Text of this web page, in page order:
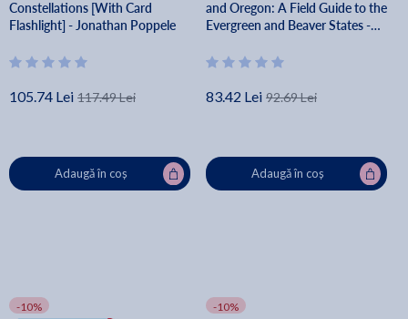
Constellations [With Card
Flashlight] - Jonathan Poppele
105.74 Lei 117.49 Lei
Adaugă în coș
and Oregon: A Field Guide to the
Evergreen and Beaver States -
83.42 Lei 92.69 Lei
Adaugă în coș
-10% -10%